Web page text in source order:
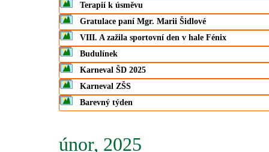
Terapií k úsměvu
Gratulace paní Mgr. Marii Šidlové
VIII. A zažila sportovní den v hale Fénix
Budulínek
Karneval ŠD 2025
Karneval ZŠS
Barevný týden
únor, 2025